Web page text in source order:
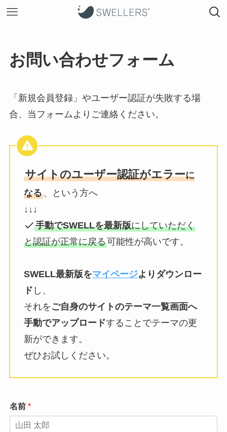
お問い合わせフォーム
「新規会員登録」やユーザー認証が失敗する場
合、当フォームよりご連絡ください。
サイトのユーザー認証がエラーに
なる、という方へ
↓↓↓
手動でSWELLを最新版にしていただく
と認証が正常に戻る可能性が高いです。
SWELL最新版をマイページよりダウンロー
ド し、
それを ご自身のサイトのテーマ一覧画面へ
手動でアップロードすることでテーマの更
新ができます。
ぜひお試しください。
名前 *